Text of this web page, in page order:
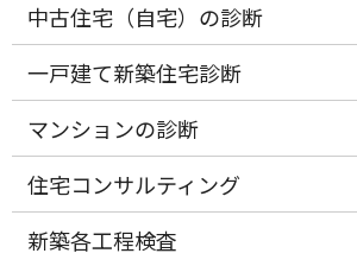
中古住宅（自宅）の診断
一戸建て新築住宅診断
マンションの診断
住宅コンサルティング
新築各工程検査